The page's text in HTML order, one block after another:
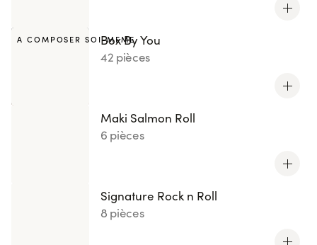
A COMPOSER SOI-MEME
Box By You
42 pièces
Maki Salmon Roll
6 pièces
Signature Rock n Roll
8 pièces